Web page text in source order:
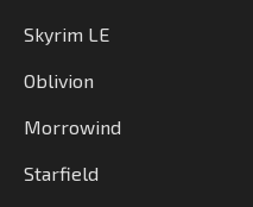
Skyrim LE
Oblivion
Morrowind
Starfield